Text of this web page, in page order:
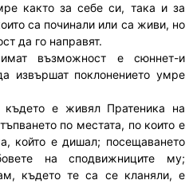
както за себе си, така и за
са починали или са живи, но
да го направят.
възможност е сюннет-и
извършат поклонението умре
където е живял Пратеника на
по местата, по които е
който е дишал; посещаването
на сподвижниците му;
където те са се кланяли, е